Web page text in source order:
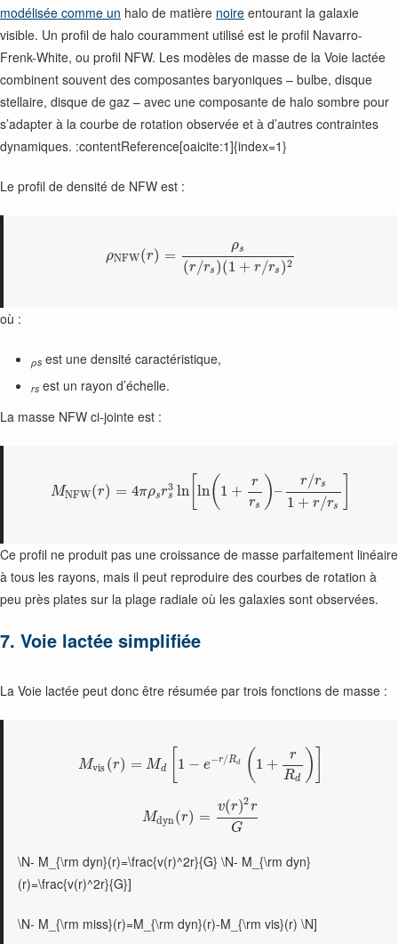
modélisée comme un halo de matière noire entourant la galaxie
visible. Un profil de halo couramment utilisé est le profil Navarro-
Frenk-White, ou profil NFW. Les modèles de masse de la Voie lactée
combinent souvent des composantes baryoniques – bulbe, disque
stellaire, disque de gaz – avec une composante de halo sombre pour
s’adapter à la courbe de rotation observée et à d’autres contraintes
dynamiques. :contentReference[oaicite:1]{index=1}
Le profil de densité de NFW est :
ρNFW(r) =
ρs
(r/rs )(1 + r/rs )2
où :
ρs est une densité caractéristique,
rs est un rayon d’échelle.
La masse NFW ci-jointe est :
MNFW(r) = 4πρsr3
s ln[ln( 1 +
r
rs )–
r/rs
1 + r/rs
Ce profil ne produit pas une croissance de masse parfaitement linéaire
à tous les rayons, mais il peut reproduire des courbes de rotation à
peu près plates sur la plage radiale où les galaxies sont observées.
7. Voie lactée simplifiée
La Voie lactée peut donc être résumée par trois fonctions de masse :
Mvis (r) = Md 1 − e−r/Rd ( 1 +
r
Rd )
Mdyn (r) =
v(r)2r
G
\N- M_{\rm dyn}(r)=\frac{v(r)^2r}{G} \N- M_{\rm dyn}
(r)=\frac{v(r)^2r}{G}]
\N- M_{\rm miss}(r)=M_{\rm dyn}(r)-M_{\rm vis}(r) \N]